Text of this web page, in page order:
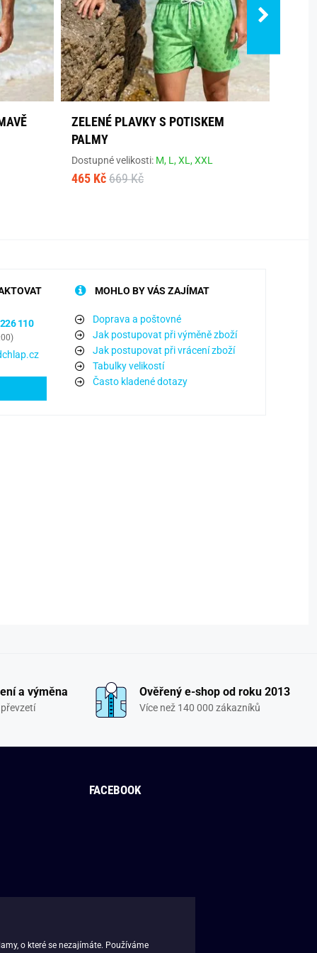
ZELENÉ PLAVKY S POTISKEM
PALMY
Dostupné velikosti: M, L,XL,XXL
465 Kč 669 Kč
110
MOHLO BY VÁS ZAJÍMAT
Doprava a poštovné
Jak postupovat při výměně zboží
Jak postupovat při vrácení zboží
Tabulky velikostí
Často kladené dotazy
a výměna Ověřený e-shop od roku 2013
Více než 140 000 zákazníků
FACEBOOK
o které se nezajímáte. Používáme